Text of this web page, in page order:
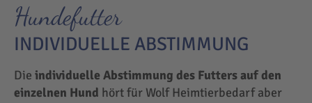
Hundefutter
INDIVIDUELLE ABSTIMMUNG
Die individuelle Abstimmung des Futters auf den
einzelnen Hund hört für Wolf Heimtierbedarf aber